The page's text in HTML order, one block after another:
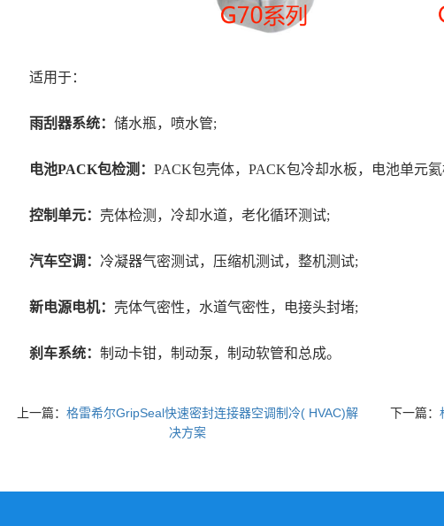
适用于：
雨刮器系统： 储水瓶，喷水管;
电池PACK包检测： PACK包壳体，PACK包冷却水板，电池单元
控制单元： 壳体检测，冷却水道，老化循环测试;
汽车空调： 冷凝器气密测试，压缩机测试，整机测试;
新电源电机： 壳体气密性，水道气密性，电接头封堵;
刹车系统： 制动卡钳，制动泵，制动软管和总成。
上一篇：格雷希尔GripSeal快速密封连接器空调制冷( HVAC)解
决方案
下一篇：